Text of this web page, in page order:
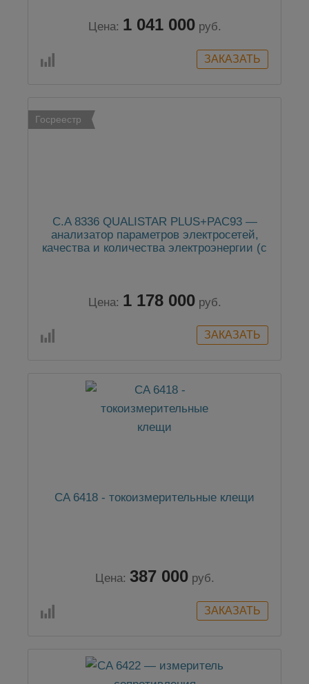
Цена: 1 041 000 руб.
Госреестр
C.A 8336 QUALISTAR PLUS+PAC93 —
анализатор параметров электросетей,
качества и количества электроэнергии (с
Цена: 1 178 000 руб.
CA 6418 - токоизмерительные клещи
Цена: 387 000 руб.